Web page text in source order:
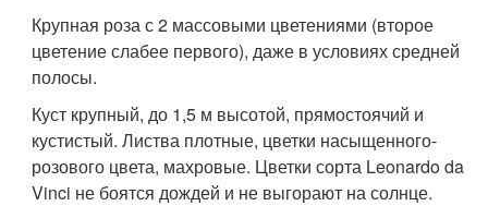
Крупная роза с 2 массовыми цветениями (второе
цветение слабее первого), даже в условиях средней
полосы.
Куст крупный, до 1,5 м высотой, прямостоячий и
кустистый. Листва плотные, цветки насыщенного-
розового цвета, махровые. Цветки сорта Leonardo da
Vinci не боятся дождей и не выгорают на солнце.